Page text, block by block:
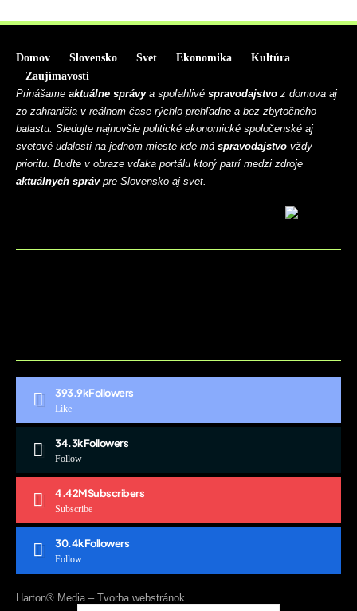
Domov Slovensko Svet Ekonomika
Kultúra
Zaujímavosti
Prinášame aktuálne správya spoľahlivé spravodajstvo z domova aj
zo zahraničia v reálnom čase rýchlo prehľadne a bez zbytočného
balastu. Sledujte najnovšie politické ekonomické spoločenské aj
svetové udalosti na jednom mieste kde má spravodajstvo vždy
prioritu. Buďte v obraze vďaka portálu ktorý patrí medzi zdroje
aktuálnych správpre Slovensko aj svet.
393.9kFollowers
Like
34.3kFollowers
Follow
4.42MSubscribers
Subscribe
30.4kFollowers
Follow
Harton® Media – Tvorba webstránok